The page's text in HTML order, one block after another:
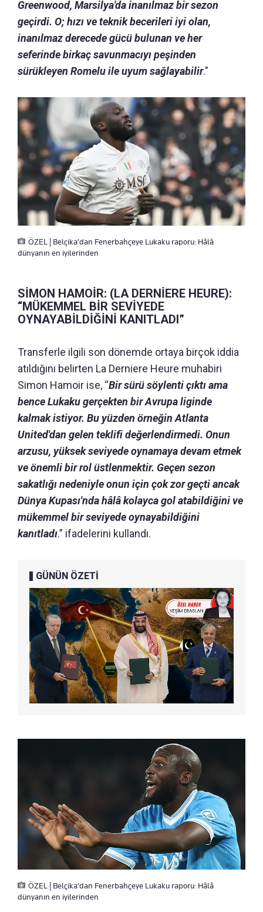
Greenwood, Marsilya'da inanılmaz bir sezon
geçirdi. O; hızı ve teknik becerileri iyi olan,
inanılmaz derecede gücü bulunan ve her
seferinde birkaç savunmacıyı peşinden
sürükleyen Romelu ile uyum sağlayabilir."
ÖZEL | Belçika’dan Fenerbahçeye Lukaku raporu: Hâlâ
dünyanın en iyilerinden
SİMON HAMOİR: (LA DERNİERE HEURE):
“MÜKEMMEL BİR SEVİYEDE
OYNAYABİLDİĞİNİ KANITLADI”
Transferle ilgili son dönemde ortaya birçok iddia
atıldığını belirten La Derniere Heure muhabiri
Simon Hamoir ise, “Bir sürü söylenti çıktı ama
bence Lukaku gerçekten bir Avrupa liginde
kalmak istiyor. Bu yüzden örneğin Atlanta
United'dan gelen teklifi değerlendirmedi. Onun
arzusu, yüksek seviyede oynamaya devam etmek
ve önemli bir rol üstlenmektir. Geçen sezon
sakatlığı nedeniyle onun için çok zor geçti ancak
Dünya Kupası'nda hâlâ kolayca gol atabildiğini ve
mükemmel bir seviyede oynayabildiğini
kanıtladı.” ifadelerini kullandı.
GÜNÜN ÖZETİ
ÖZEL | Belçika’dan Fenerbahçeye Lukaku raporu: Hâlâ
dünyanın en iyilerinden